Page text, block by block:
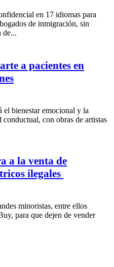
en 17 idiomas para
de inmigración, sin
de...
a pacientes en
el bienestar emocional y la
conductual, con obras de artistas
a la venta de
ilegales
minoristas, entre ellos
para que dejen de vender